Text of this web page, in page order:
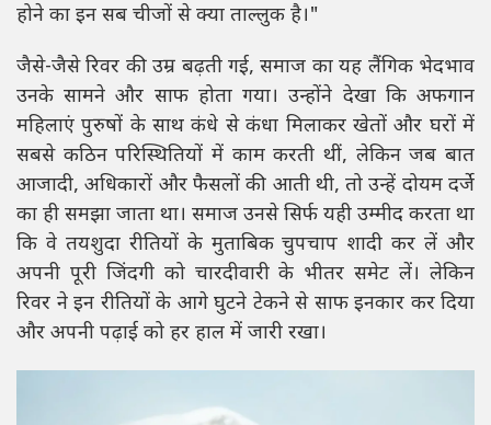
होने का इन सब चीजों से क्या ताल्लुक है।"
जैसे-जैसे रिवर की उम्र बढ़ती गई, समाज का यह लैंगिक भेदभाव
उनके सामने और साफ होता गया। उन्होंने देखा कि अफगान
महिलाएं पुरुषों के साथ कंधे से कंधा मिलाकर खेतों और घरों में
सबसे कठिन परिस्थितियों में काम करती थीं, लेकिन जब बात
आजादी, अधिकारों और फैसलों की आती थी, तो उन्हें दोयम दर्जे
का ही समझा जाता था। समाज उनसे सिर्फ यही उम्मीद करता था
कि वे तयशुदा रीतियों के मुताबिक चुपचाप शादी कर लें और
अपनी पूरी जिंदगी को चारदीवारी के भीतर समेट लें। लेकिन
रिवर ने इन रीतियों के आगे घुटने टेकने से साफ इनकार कर दिया
और अपनी पढ़ाई को हर हाल में जारी रखा।